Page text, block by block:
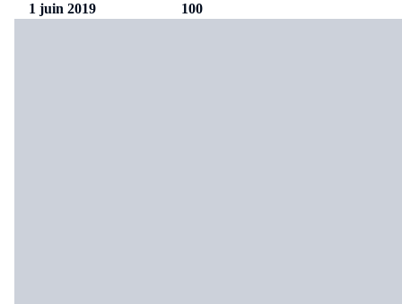
1 juin 2019 100